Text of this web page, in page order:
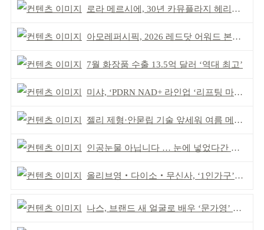
로라 메르시에, 30년 카뮤플라지 헤리티지 담아
아모레퍼시픽, 2026 레드닷 어워드 본상 2개 수상
7월 화장품 수출 13.5억 달러 ‘역대 최고’
미샤, ‘PDRN NAD+ 라인업 ‘리프팅 마스크’ 출시
젤리 제형·안묻립 기술 앞세워 여름 메이크업 시장 공략
인공눈물 아닙니다 … 눈에 넣었다간 각막 손상
올리브영‧다이소‧무신사, ‘1인가구’가 이끈다
나스, 브랜드 새 얼굴로 배우 ‘문가영’ 발탁